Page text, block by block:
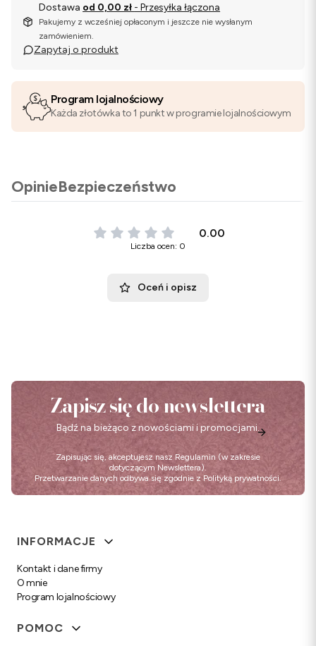
Dostawa od 0,00 zł - Przesyłka łączona
Pakujemy z wcześniej opłaconym i jeszcze nie wysłanym
zamówieniem.
Zapytaj o produkt
Program lojalnościowy
Każda złotówka to 1 punkt w programie lojalnościowym
OpinieBezpieczeństwo
0.00
Liczba ocen: 0
Oceń i opisz
Zapisz się do newslettera
Bądź na bieżąco z nowościami i promocjami.
Zapisując się, akceptujesz nasz Regulamin (w zakresie
dotyczącym Newslettera).
Przetwarzanie danych odbywa się zgodnie z Polityką prywatności.
Linki w stopce
INFORMACJE
Kontakt i dane firmy
O mnie
Program lojalnościowy
POMOC